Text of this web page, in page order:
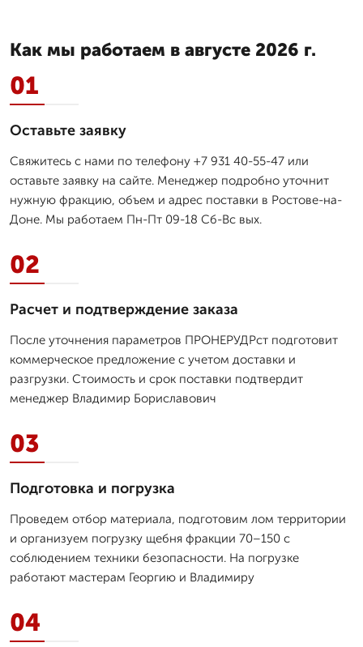
Как мы работаем в августе 2026 г.
01
Оставьте заявку
Свяжитесь с нами по телефону +7 931 40-55-47 или
оставьте заявку на сайте. Менеджер подробно уточнит
нужную фракцию, объем и адрес поставки в Ростове-на-
Доне. Мы работаем Пн-Пт 09-18 Сб-Вс вых.
02
Расчет и подтверждение заказа
После уточнения параметров ПРОНЕРУДРст подготовит
коммерческое предложение с учетом доставки и
разгрузки. Стоимость и срок поставки подтвердит
менеджер Владимир Бориславович
03
Подготовка и погрузка
Проведем отбор материала, подготовим лом территории
и организуем погрузку щебня фракции 70–150 с
соблюдением техники безопасности. На погрузке
работают мастерам Георгию и Владимиру
04